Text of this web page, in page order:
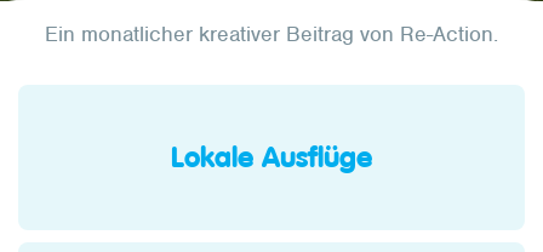
Ein monatlicher kreativer Beitrag von Re-Action.
Lokale Ausflüge